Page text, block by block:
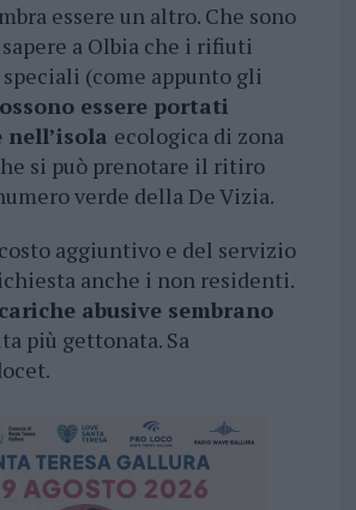
essere un altro. Che sono
a Olbia che i rifiuti
(come appunto gli
essere portati
ecologica di zona
si può prenotare il ritiro
verde della De Vizia.
aggiuntivo e del servizio
anche i non residenti.
abusive sembrano
più gettonata. Sa